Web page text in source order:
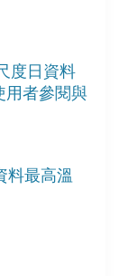
度日資料
用者參閱與
料最高溫